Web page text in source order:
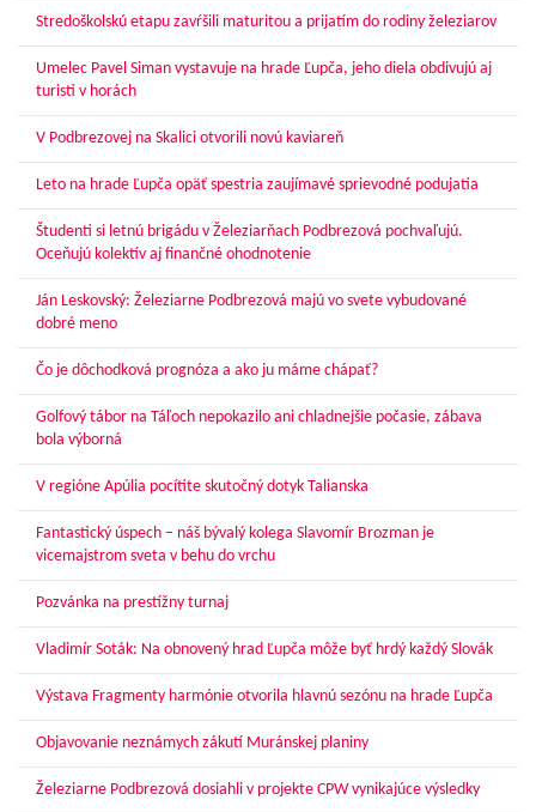
Stredoškolskú etapu zavŕšili maturitou a prijatím do rodiny železiarov
Umelec Pavel Siman vystavuje na hrade Ľupča, jeho diela obdivujú aj
turisti v horách
V Podbrezovej na Skalici otvorili novú kaviareň
Leto na hrade Ľupča opäť spestria zaujímavé sprievodné podujatia
Študenti si letnú brigádu v Železiarňach Podbrezová pochvaľujú.
Oceňujú kolektív aj finančné ohodnotenie
Ján Leskovský: Železiarne Podbrezová majú vo svete vybudované
dobré meno
Čo je dôchodková prognóza a ako ju máme chápať?
Golfový tábor na Táľoch nepokazilo ani chladnejšie počasie, zábava
bola výborná
V regióne Apúlia pocítite skutočný dotyk Talianska
Fantastický úspech – náš bývalý kolega Slavomír Brozman je
vicemajstrom sveta v behu do vrchu
Pozvánka na prestížny turnaj
Vladimír Soták: Na obnovený hrad Ľupča môže byť hrdý každý Slovák
Výstava Fragmenty harmónie otvorila hlavnú sezónu na hrade Ľupča
Objavovanie neznámych zákutí Muránskej planiny
Železiarne Podbrezová dosiahli v projekte CPW vynikajúce výsledky